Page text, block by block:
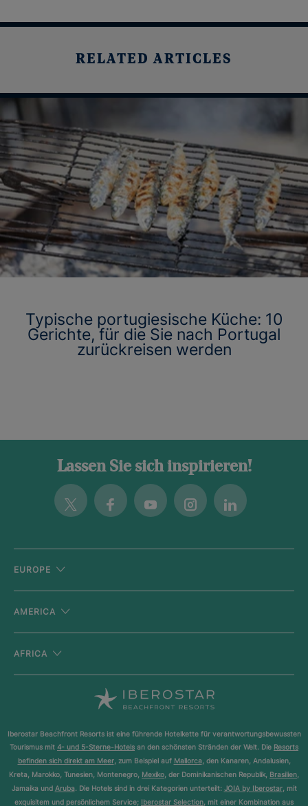
RELATED ARTICLES
Typische portugiesische Küche: 10
Gerichte, für die Sie nach Portugal
zurückreisen werden
Lassen Sie sich inspirieren!
Twitter FacebookYoutubeInstagramLinkedin
EUROPE
AMERICA
AFRICA
Iberostar Beachfront Resorts ist eine führende Hotelkette für verantwortungsbewussten
Tourismus mit 4- und 5-Sterne-Hotels an den schönsten Stränden der Welt. Die Resorts
befinden sich direkt am Meer, zum Beispiel auf Mallorca, den Kanaren, Andalusien,
Kreta, Marokko, Tunesien, Montenegro, Mexiko, der Dominikanischen Republik, Brasilien,
Jamaika und Aruba. Die Hotels sind in drei Kategorien unterteilt: JOIA by Iberostar, mit
exquisitem und persönlichem Service; Iberostar Selection, mit einer Kombination aus